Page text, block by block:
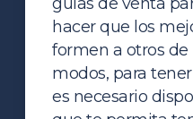
hacer que los
formen a otros de
modos, para
es necesario